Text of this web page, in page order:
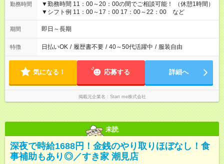
勤務時間
▼勤務時間 11：00～20：00の間でご相談可能！ （休憩1時間）
▼シフト例 11：00～17：00 17：00～22：00 など
期間 即日～長期
特徴 日払いOK / 履歴書不要 / 40～50代活躍中 / 服装自由
気になる！ 応募する 詳細へ
掲載元企業名 Start me株式会社
未読
深夜で時給1688円！金銭のやり取りほぼなし！食
事補助もあり◎／すき家 潮見店